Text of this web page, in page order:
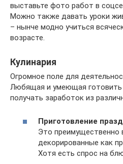
выставьте фото работ в
Можно также давать уроки
– нынче модно учиться
возрасте.
Кулинария
Огромное поле для
Любящая и умеющая готовить
получать заработок из
Приготовление
Это
декорированные как
Хотя есть спрос на